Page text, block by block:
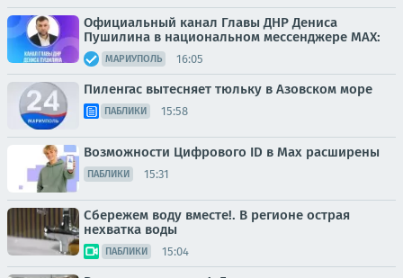
Официальный канал Главы ДНР Дениса
Пушилина в национальном мессенджере MAX:
МАРИУПОЛЬ 16:05
Пиленгас вытесняет тюльку в Азовском море
ПАБЛИКИ 15:58
Возможности Цифрового ID в Мах расширены
ПАБЛИКИ 15:31
Сбережем воду вместе!. В регионе острая
нехватка воды
ПАБЛИКИ 15:04